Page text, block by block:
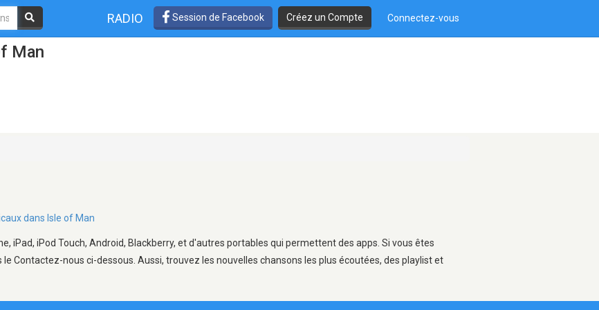
RADIO Session de Facebook Créez un Compte Connectez-vous
Man
dans Isle of Man
iPad, iPod Touch, Android, Blackberry, et d'autres portables qui permettent des apps. Si vous êtes
Contactez-nous ci-dessous. Aussi, trouvez les nouvelles chansons les plus écoutées, des playlist et